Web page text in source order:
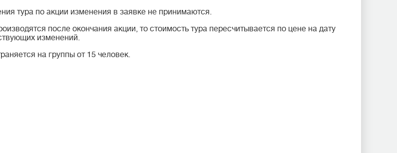
тура по акции изменения в заявке не принимаются.
после окончания акции, то стоимость тура пересчитывается по цене на дату
изменений.
на группы от 15 человек.